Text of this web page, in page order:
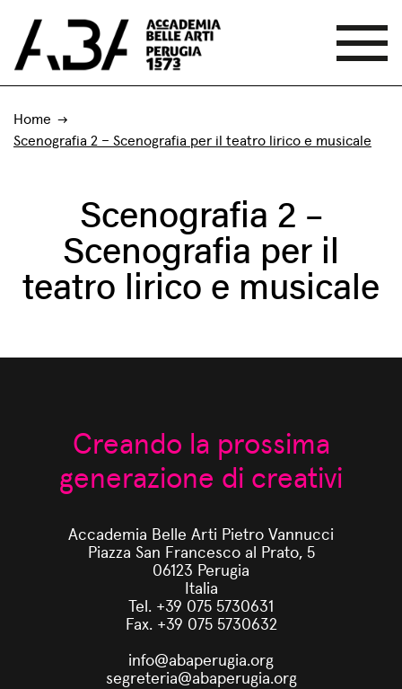
Home
Scenografia 2 – Scenografia per il teatro lirico e musicale
Scenografia 2 –
Scenografia per il
teatro lirico e musicale
Creando la prossima
generazione di creativi
Accademia Belle Arti Pietro Vannucci
Piazza San Francesco al Prato, 5
06123 Perugia
Italia
Tel. +39 075 5730631
Fax. +39 075 5730632
info@abaperugia.org
segreteria@abaperugia.org